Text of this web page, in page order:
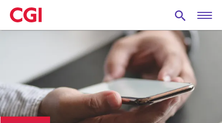
Skip
to
main